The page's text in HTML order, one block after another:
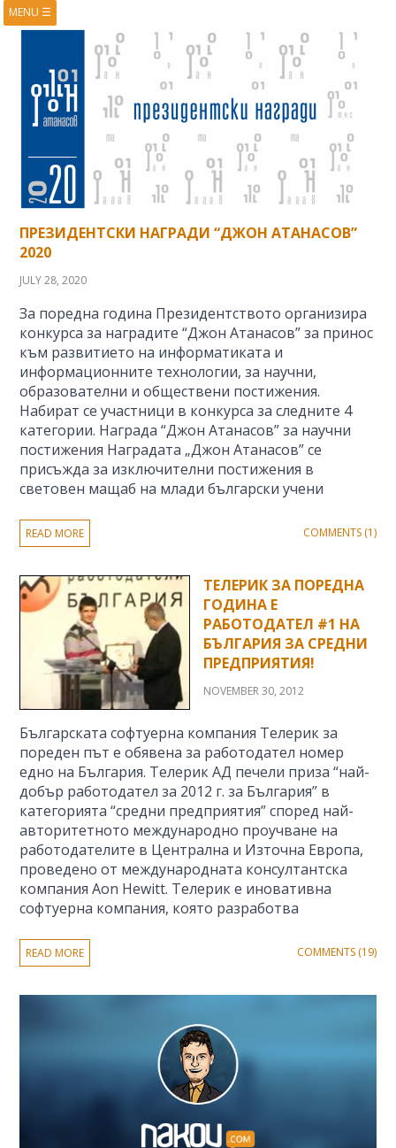
MENU ☰
HOME
ABOUT
BOOKS
COURSES
PRESENTATIONS
RESEARCH
PUBLICATIONS
CONTACTS
RSS FEED
ПРЕЗИДЕНТСКИ НАГРАДИ “ДЖОН АТАНАСОВ”
2020
JULY 28, 2020
За поредна година Президентството организира
конкурса за наградите “Джон Атанасов” за принос
към развитието на информатиката и
информационните технологии, за научни,
образователни и обществени постижения.
Набират се участници в конкурса за следните 4
категории. Награда “Джон Атанасов” за научни
постижения Наградата „Джон Атанасов” се
присъжда за изключителни постижения в
световен мащаб на млади български учени
READ MORE COMMENTS (1)
ТЕЛЕРИК ЗА ПОРЕДНА
ГОДИНА Е
РАБОТОДАТЕЛ #1 НА
БЪЛГАРИЯ ЗА СРЕДНИ
ПРЕДПРИЯТИЯ!
NOVEMBER 30, 2012
Българската софтуерна компания Телерик за
пореден път е обявена за работодател номер
едно на България. Телерик АД печели приза “най-
добър работодател за 2012 г. за България” в
категорията “средни предприятия” според най-
авторитетното международно проучване на
работодателите в Централна и Източна Европа,
проведено от международната консултантска
компания Aon Hewitt. Телерик е иновативна
софтуерна компания, която разработва
READ MORE COMMENTS (19)